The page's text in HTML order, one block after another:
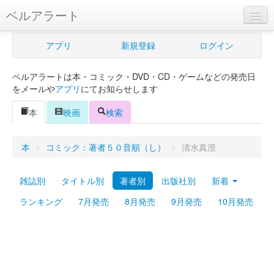
ベルアラート
ベルアラートとは
新規登録
ログイン
Myシェルフ
プレミアム
アプリ 新規登録 ログイン
ベルアラートは本・コミック・DVD・CD・ゲームなどの発売日
をメールやアプリ にてお知らせします
本
映画 検索
本 > コミック：著者５０音順（し） > 清水真澄
雑誌別 タイトル別 著者別 出版社別
新着
ランキング
7月発売 8月発売 9月発売 10月発売